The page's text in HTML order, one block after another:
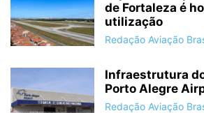
de Fortaleza é
utilização
Redação Aviação
Infraestrutura
Porto Alegre
Redação Aviação